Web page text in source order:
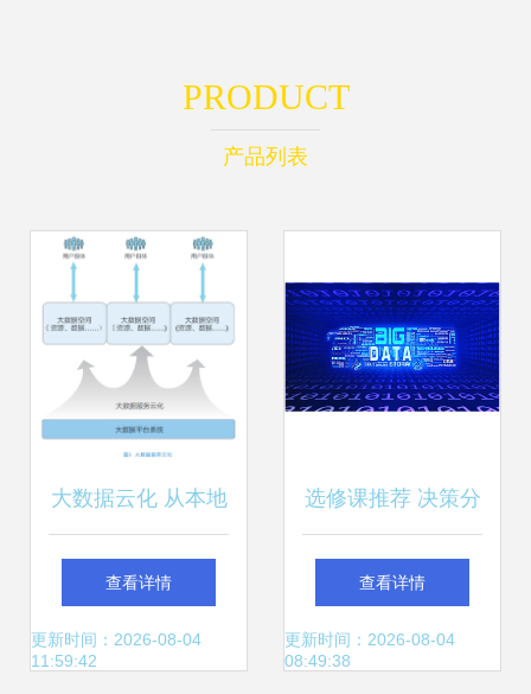
PRODUCT
产品列表
大数据云化 从本地
孤岛到智能服务的
演进之路
查看详情
更新时间：2026-08-04
11:59:42
选修课推荐 决策分
析与大数据——数
据驱动未来的必修
查看详情
更新时间：2026-08-04
08:49:38